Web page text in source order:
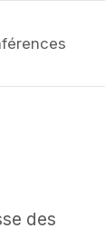
des